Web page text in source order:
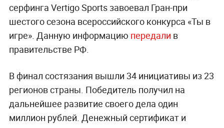
серфинга Vertigo Sports завоевал Гран-при
шестого сезона всероссийского конкурса «Ты в
игре». Данную информацию передали в
правительстве РФ.
В финал состязания вышли 34 инициативы из 23
регионов страны. Победитель получил на
дальнейшее развитие своего дела один
миллион рублей. Денежный сертификат и